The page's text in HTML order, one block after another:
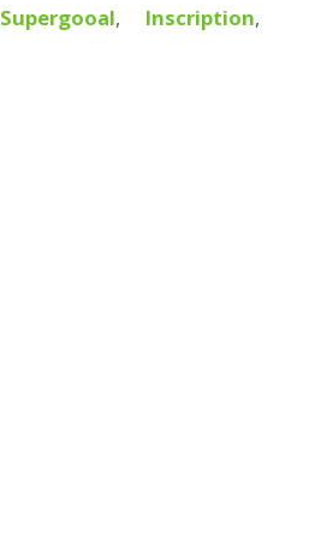
Supergooal, Inscription,